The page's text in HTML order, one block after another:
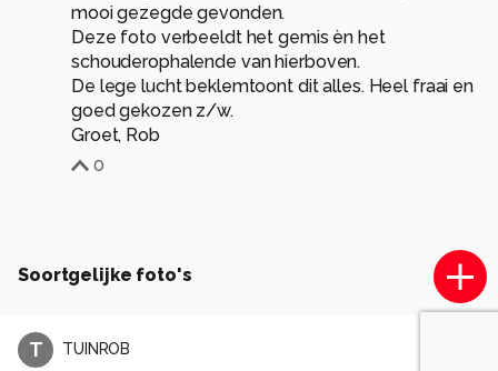
mooi gezegde gevonden.
Deze foto verbeeldt het gemis èn het
schouderophalende van hierboven.
De lege lucht beklemtoont dit alles. Heel fraai en
goed gekozen z/w.
Groet, Rob
0
Soortgelijke foto's
T TUINROB